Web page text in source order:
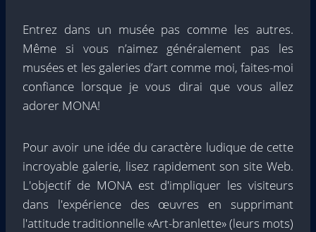
Entrez dans un musée pas comme les autres.
Même si vous n’aimez généralement pas les
musées et les galeries d’art comme moi, faites-moi
confiance lorsque je vous dirai que vous allez
adorer MONA!
Pour avoir une idée du caractère ludique de cette
incroyable galerie, lisez rapidement son site Web.
L'objectif de MONA est d'impliquer les visiteurs
dans l'expérience des œuvres en supprimant
l'attitude traditionnelle «Art-branlette» (leurs mots)